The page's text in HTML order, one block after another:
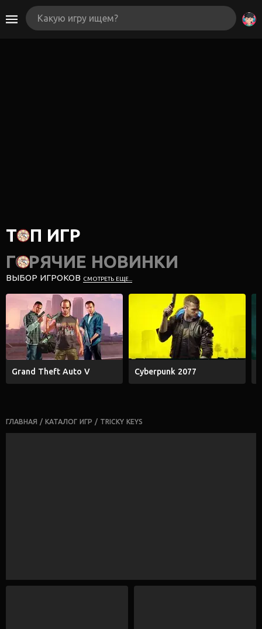
ТОП ИГР
ГОРЯЧИЕ НОВИНКИ
ВЫБОР ИГРОКОВ СМОТРЕТЬ ЕЩЕ...
Grand Theft Auto V Cyberpunk 2077
ГЛАВНАЯ / КАТАЛОГ ИГР / TRICKY KEYS